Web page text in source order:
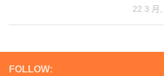
22 3 月
FOLLOW: